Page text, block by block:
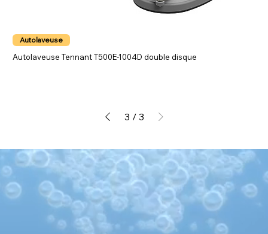
Autolaveuse
Autolaveuse Tennant T500E-1004D double disque
3 / 3